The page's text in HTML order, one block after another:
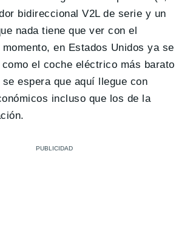
bidireccional V2L de serie y un
nada tiene que ver con el
en Estados Unidos ya se
el coche eléctrico más barato
espera que aquí llegue con
incluso que los de la